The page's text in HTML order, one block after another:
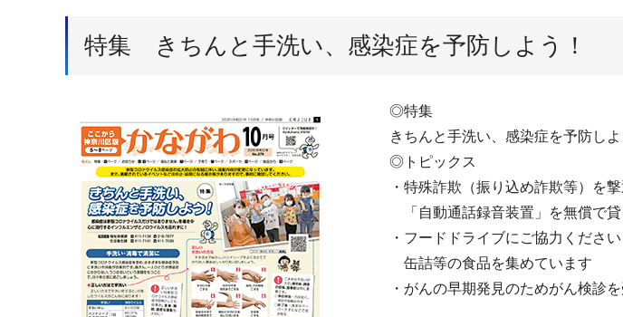
特集 きちんと手洗い、感染症を予防しよう！
◎特集
きちんと手洗い、感染症を予防しよ
◎トピックス
・特殊詐欺（振り込め詐欺等）を撃
「自動通話録音装置」を無償で貸
・フードドライブにご協力ください
缶詰等の食品を集めています
・がんの早期発見のためがん検診